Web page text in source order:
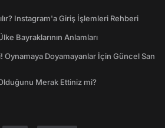
Instagram'a Giriş İşlemleri Rehberi
Bayraklarının Anlamları
Oynamaya Doyamayanlar İçin Güncel San
Merak Ettiniz mi?